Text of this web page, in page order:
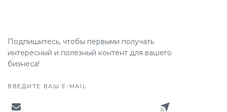
Подпишитесь, чтобы первыми получать
интересный и полезный контент для вашего
бизнеса!
ВВЕДИТЕ ВАШ E-MAIL